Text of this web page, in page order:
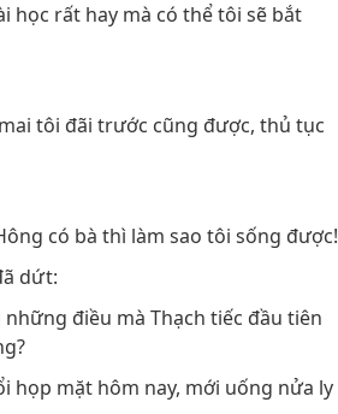
học rất hay mà có thể tôi sẽ bắt
tôi đãi trước cũng được, thủ tục
có bà thì làm sao tôi sống được!
dứt:
điều mà Thạch tiếc đầu tiên
họp mặt hôm nay, mới uống nửa ly